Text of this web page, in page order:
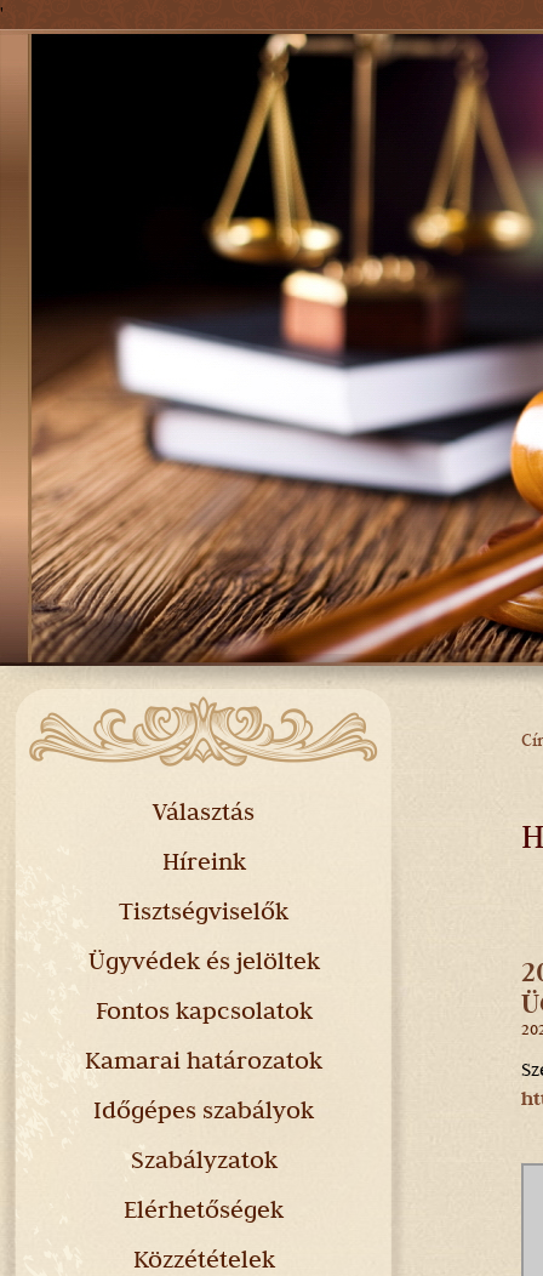
'
Választás
Híreink
Tisztségviselők
Ügyvédek és jelöltek
Fontos kapcsolatok
Kamarai határozatok
Időgépes szabályok
Szabályzatok
Elérhetőségek
Közzétételek